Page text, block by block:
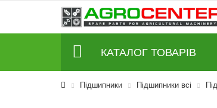
КАТАЛОГ ТОВАРІВ
Підшипники Підшипники всі